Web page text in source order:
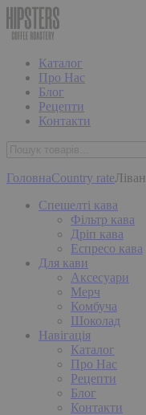
Каталог
Про Нас
Блог
Рецепти
Контакти
ГоловнаCountry rateЛіван
Спешелті кава
Фільтр кава
Дріп кава
Еспресо кава
Для кави
Аксесуари
Мерч
Комбуча
Шоколад
Навігація
Каталог
Про Нас
Рецепти
Блог
Контакти